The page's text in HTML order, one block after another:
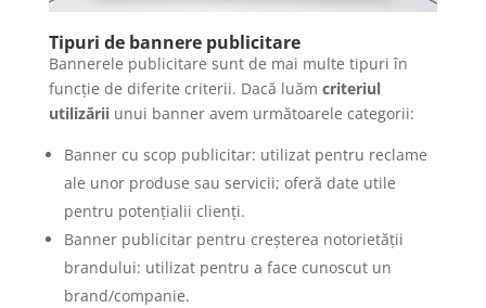
Tipuri de bannere publicitare
Bannerele publicitare sunt de mai multe tipuri în
funcție de diferite criterii. Dacă luăm criteriul
utilizăriiunui banner avem următoarele categorii:
Banner cu scop publicitar: utilizat pentru reclame
ale unor produse sau servicii; oferă date utile
pentru potențialii clienți.
Banner publicitar pentru creșterea notorietății
brandului: utilizat pentru a face cunoscut un
brand/companie.